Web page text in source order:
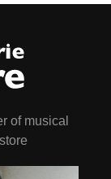
quelques
nouveau
fois
stupeur
fut
ou, comme
propice à
of musical